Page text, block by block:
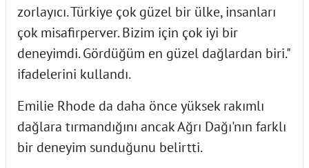
zorlayıcı. Türkiye çok güzel bir ülke, insanları
çok misafirperver. Bizim için çok iyi bir
deneyimdi. Gördüğüm en güzel dağlardan biri."
ifadelerini kullandı.
Emilie Rhode da daha önce yüksek rakımlı
dağlara tırmandığını ancak Ağrı Dağı'nın farklı
bir deneyim sunduğunu belirtti.